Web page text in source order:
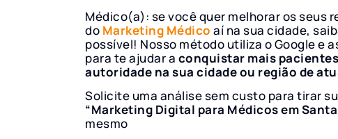
Médico(a): se você quer melhorar os seus
do Marketing Médico aí na sua cidade,
possível! Nosso método utiliza o Google e
para te ajudar a conquistar mais pacientes
autoridade na sua cidade ou região de
Solicite uma análise sem custo para tirar
“Marketing Digital para Médicos em
mesmo